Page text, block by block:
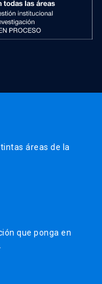
áreas de la
que ponga en